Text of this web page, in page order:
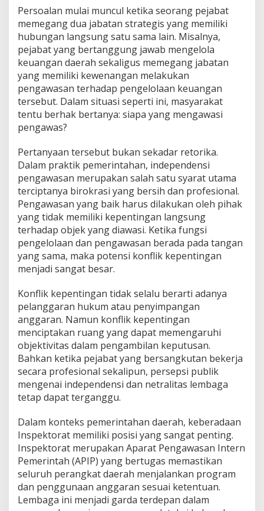
Persoalan mulai muncul ketika seorang pejabat
memegang dua jabatan strategis yang memiliki
hubungan langsung satu sama lain. Misalnya,
pejabat yang bertanggung jawab mengelola
keuangan daerah sekaligus memegang jabatan
yang memiliki kewenangan melakukan
pengawasan terhadap pengelolaan keuangan
tersebut. Dalam situasi seperti ini, masyarakat
tentu berhak bertanya: siapa yang mengawasi
pengawas?
Pertanyaan tersebut bukan sekadar retorika.
Dalam praktik pemerintahan, independensi
pengawasan merupakan salah satu syarat utama
terciptanya birokrasi yang bersih dan profesional.
Pengawasan yang baik harus dilakukan oleh pihak
yang tidak memiliki kepentingan langsung
terhadap objek yang diawasi. Ketika fungsi
pengelolaan dan pengawasan berada pada tangan
yang sama, maka potensi konflik kepentingan
menjadi sangat besar.
Konflik kepentingan tidak selalu berarti adanya
pelanggaran hukum atau penyimpangan
anggaran. Namun konflik kepentingan
menciptakan ruang yang dapat memengaruhi
objektivitas dalam pengambilan keputusan.
Bahkan ketika pejabat yang bersangkutan bekerja
secara profesional sekalipun, persepsi publik
mengenai independensi dan netralitas lembaga
tetap dapat terganggu.
Dalam konteks pemerintahan daerah, keberadaan
Inspektorat memiliki posisi yang sangat penting.
Inspektorat merupakan Aparat Pengawasan Intern
Pemerintah (APIP) yang bertugas memastikan
seluruh perangkat daerah menjalankan program
dan penggunaan anggaran sesuai ketentuan.
Lembaga ini menjadi garda terdepan dalam